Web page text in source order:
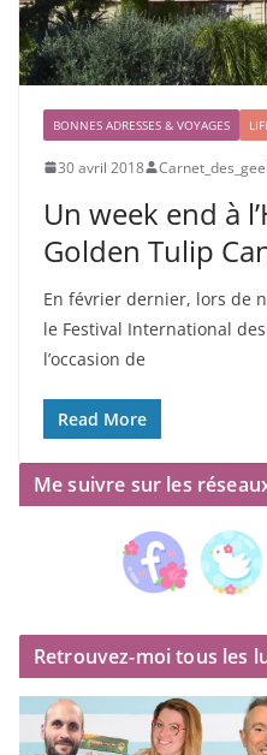
BONNES ADRESSES & VOYAGES
30 avril 2018
Un week end à
Golden Tulip
En février dernier, lors de
le Festival International
l’occasion de
Read More
Me suivre sur les
Retrouvez-moi tous les